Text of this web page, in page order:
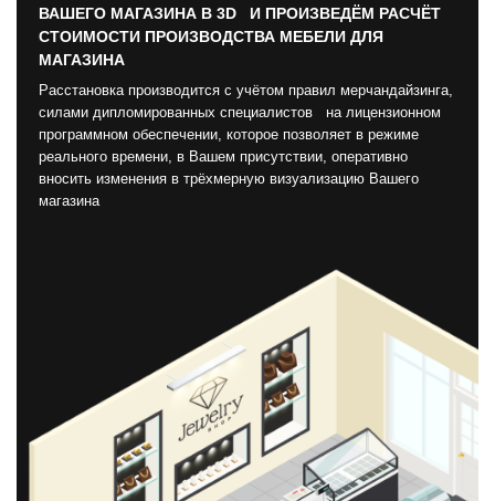
ВАШЕГО МАГАЗИНА В 3D И ПРОИЗВЕДЁМ РАСЧЁТ
СТОИМОСТИ ПРОИЗВОДСТВА МЕБЕЛИ ДЛЯ
МАГАЗИНА
Расстановка производится с учётом правил мерчандайзинга,
силами дипломированных специалистов на лицензионном
программном обеспечении, которое позволяет в режиме
реального времени, в Вашем присутствии, оперативно
вносить изменения в трёхмерную визуализацию Вашего
магазина